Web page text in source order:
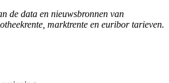
de data en nieuwsbronnen van
marktrente en euribor tarieven.